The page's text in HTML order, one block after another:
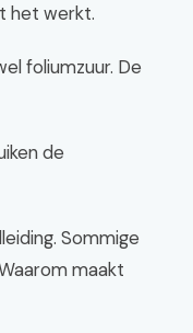
het werkt.
foliumzuur. De
de
Sommige
maakt